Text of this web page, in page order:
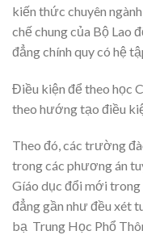
kiến thức chuyên
chế chung của Bộ Lao
đẳng chính quy có hệ
Điều kiện để theo học
theo hướng tạo điều
Theo đó, các trường
trong các phương án
Gíáo dục đổi mới trong
đẳng gần như đều xét
bạ Trung Học Phổ